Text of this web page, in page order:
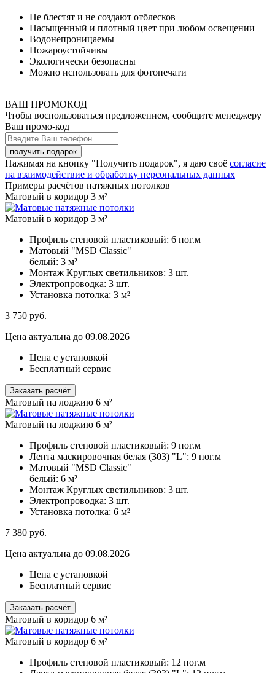
Не блестят и не создают отблесков
Насыщенный и плотный цвет при любом освещении
Водонепроницаемы
Пожароустойчивы
Экологически безопасны
Можно использовать для фотопечати
ВАШ ПРОМОКОД
Чтобы воспользоваться предложением, сообщите менеджеру
Ваш промо-код
Нажимая на кнопку "Получить подарок", я даю своё согласие
на взаимодействие и обработку персональных данных
Примеры расчётов натяжных потолков
Матовый в коридор 3 м²
Матовый в коридор 3 м²
Профиль стеновой пластиковый: 6 пог.м
Матовый "MSD Classic"
белый: 3 м²
Монтаж Круглых светильников: 3 шт.
Электропроводка: 3 шт.
Установка потолка: 3 м²
3 750 руб.
Цена актуальна до 09.08.2026
Цена с установкой
Бесплатный сервис
Заказать расчёт
Матовый на лоджию 6 м²
Матовый на лоджию 6 м²
Профиль стеновой пластиковый: 9 пог.м
Лента маскировочная белая (303) "L": 9 пог.м
Матовый "MSD Classic"
белый: 6 м²
Монтаж Круглых светильников: 3 шт.
Электропроводка: 3 шт.
Установка потолка: 6 м²
7 380 руб.
Цена актуальна до 09.08.2026
Цена с установкой
Бесплатный сервис
Заказать расчёт
Матовый в коридор 6 м²
Матовый в коридор 6 м²
Профиль стеновой пластиковый: 12 пог.м